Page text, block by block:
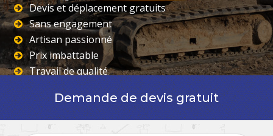
Devis et déplacement gratuits
Sans engagement
Artisan passionné
Prix imbattable
Travail de qualité
Demande de devis gratuit